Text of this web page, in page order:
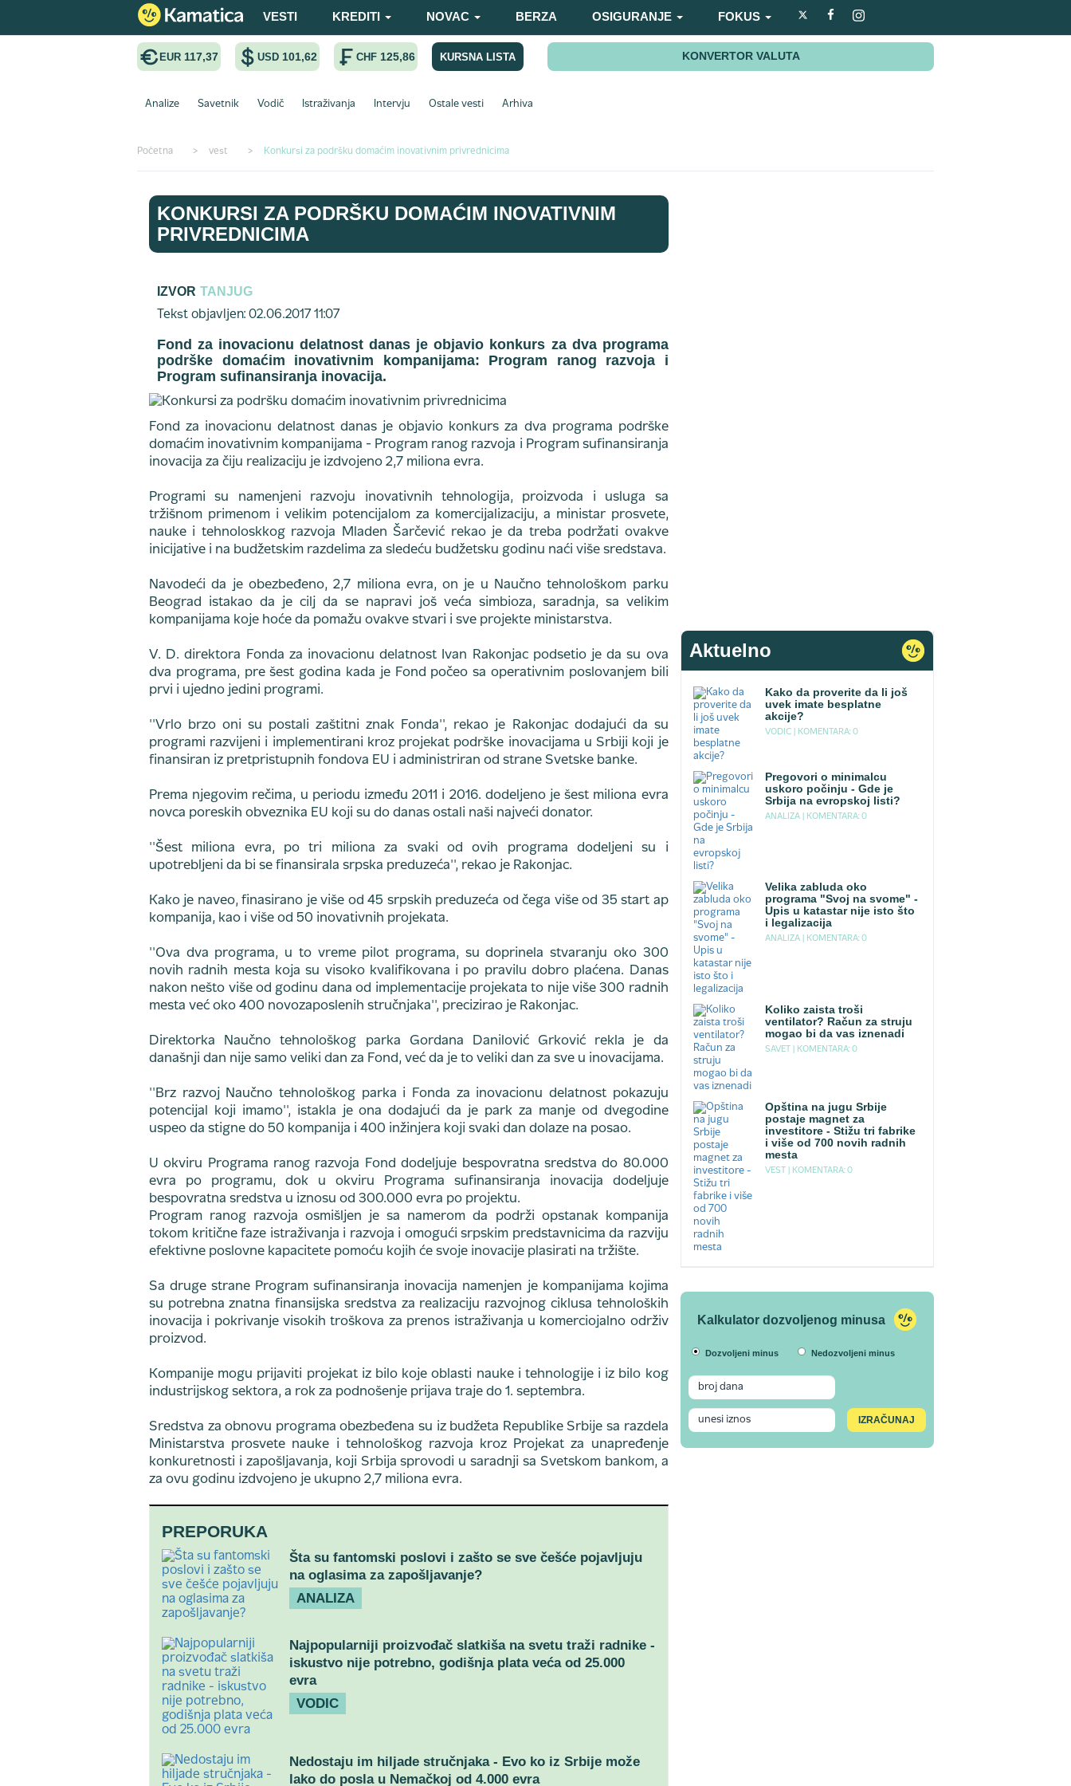
VESTI KREDITI NOVAC BERZA OSIGURANJE FOKUS
EUR 117,37 USD 101,62 CHF 125,86 KURSNA LISTA KONVERTOR VALUTA
Analize Savetnik Vodič Istraživanja Intervju Ostale vesti Arhiva
Početna > vest > Konkursi za podršku domaćim inovativnim privrednicima
KONKURSI ZA PODRŠKU DOMAĆIM INOVATIVNIM
PRIVREDNICIMA
IZVOR TANJUG
Tekst objavljen: 02.06.2017 11:07
Fond za inovacionu delatnost danas je objavio konkurs za dva programa
podrške domaćim inovativnim kompanijama: Program ranog razvoja i
Program sufinansiranja inovacija.
Fond za inovacionu delatnost danas je objavio konkurs za dva programa podrške
domaćim inovativnim kompanijama - Program ranog razvoja i Program sufinansiranja
inovacija za čiju realizaciju je izdvojeno 2,7 miliona evra.
Programi su namenjeni razvoju inovativnih tehnologija, proizvoda i usluga sa
tržišnom primenom i velikim potencijalom za komercijalizaciju, a ministar prosvete,
nauke i tehnoloskkog razvoja Mladen Šarčević rekao je da treba podržati ovakve
inicijative i na budžetskim razdelima za sledeću budžetsku godinu naći više sredstava.
Navodeći da je obezbeđeno, 2,7 miliona evra, on je u Naučno tehnološkom parku
Beograd istakao da je cilj da se napravi još veća simbioza, saradnja, sa velikim
kompanijama koje hoće da pomažu ovakve stvari i sve projekte ministarstva.
V. D. direktora Fonda za inovacionu delatnost Ivan Rakonjac podsetio je da su ova
dva programa, pre šest godina kada je Fond počeo sa operativnim poslovanjem bili
prvi i ujedno jedini programi.
''Vrlo brzo oni su postali zaštitni znak Fonda'', rekao je Rakonjac dodajući da su
programi razvijeni i implementirani kroz projekat podrške inovacijama u Srbiji koji je
finansiran iz pretpristupnih fondova EU i administriran od strane Svetske banke.
Prema njegovim rečima, u periodu između 2011 i 2016. dodeljeno je šest miliona evra
novca poreskih obveznika EU koji su do danas ostali naši najveći donator.
''Šest miliona evra, po tri miliona za svaki od ovih programa dodeljeni su i
upotrebljeni da bi se finansirala srpska preduzeća'', rekao je Rakonjac.
Kako je naveo, finasirano je više od 45 srpskih preduzeća od čega više od 35 start ap
kompanija, kao i više od 50 inovativnih projekata.
''Ova dva programa, u to vreme pilot programa, su doprinela stvaranju oko 300
novih radnih mesta koja su visoko kvalifikovana i po pravilu dobro plaćena. Danas
nakon nešto više od godinu dana od implementacije projekata to nije više 300 radnih
mesta već oko 400 novozaposlenih stručnjaka'', precizirao je Rakonjac.
Direktorka Naučno tehnološkog parka Gordana Danilović Grković rekla je da
današnji dan nije samo veliki dan za Fond, već da je to veliki dan za sve u inovacijama.
''Brz razvoj Naučno tehnološkog parka i Fonda za inovacionu delatnost pokazuju
potencijal koji imamo'', istakla je ona dodajući da je park za manje od dvegodine
uspeo da stigne do 50 kompanija i 400 inžinjera koji svaki dan dolaze na posao.
U okviru Programa ranog razvoja Fond dodeljuje bespovratna sredstva do 80.000
evra po programu, dok u okviru Programa sufinansiranja inovacija dodeljuje
bespovratna sredstva u iznosu od 300.000 evra po projektu.
Program ranog razvoja osmišljen je sa namerom da podrži opstanak kompanija
tokom kritične faze istraživanja i razvoja i omogući srpskim predstavnicima da razviju
efektivne poslovne kapacitete pomoću kojih će svoje inovacije plasirati na tržište.
Sa druge strane Program sufinansiranja inovacija namenjen je kompanijama kojima
su potrebna znatna finansijska sredstva za realizaciju razvojnog ciklusa tehnoloških
inovacija i pokrivanje visokih troškova za prenos istraživanja u komerciojalno održiv
proizvod.
Kompanije mogu prijaviti projekat iz bilo koje oblasti nauke i tehnologije i iz bilo kog
industrijskog sektora, a rok za podnošenje prijava traje do 1. septembra.
Sredstva za obnovu programa obezbeđena su iz budžeta Republike Srbije sa razdela
Ministarstva prosvete nauke i tehnološkog razvoja kroz Projekat za unapređenje
konkuretnosti i zapošljavanja, koji Srbija sprovodi u saradnji sa Svetskom bankom, a
za ovu godinu izdvojeno je ukupno 2,7 miliona evra.
PREPORUKA
Šta su fantomski poslovi i zašto se sve češće pojavljuju
na oglasima za zapošljavanje?
ANALIZA
Najpopularniji proizvođač slatkiša na svetu traži radnike -
iskustvo nije potrebno, godišnja plata veća od 25.000
evra
VODIC
Nedostaju im hiljade stručnjaka - Evo ko iz Srbije može
lako do posla u Nemačkoj od 4.000 evra
Aktuelno
Kako da proverite da li još
uvek imate besplatne
akcije?
VODIC | KOMENTARA: 0
Pregovori o minimalcu
uskoro počinju - Gde je
Srbija na evropskoj listi?
ANALIZA | KOMENTARA: 0
Velika zabluda oko
programa "Svoj na svome" -
Upis u katastar nije isto što
i legalizacija
ANALIZA | KOMENTARA: 0
Koliko zaista troši
ventilator? Račun za struju
mogao bi da vas iznenadi
SAVET | KOMENTARA: 0
Opština na jugu Srbije
postaje magnet za
investitore - Stižu tri fabrike
i više od 700 novih radnih
mesta
VEST | KOMENTARA: 0
Kalkulator dozvoljenog minusa
Dozvoljeni minus Nedozvoljeni minus